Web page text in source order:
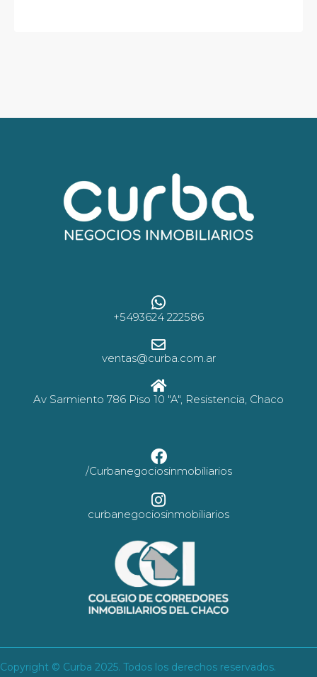
+5493624 222586
ventas@curba.com.ar
Av Sarmiento 786 Piso 10 "A", Resistencia, Chaco
/Curbanegociosinmobiliarios
curbanegociosinmobiliarios
Copyright © Curba 2025. Todos los derechos reservados.